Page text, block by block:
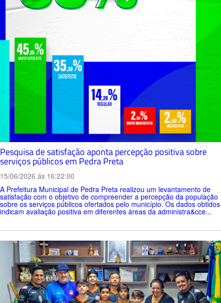
Pesquisa de satisfação aponta percepção positiva sobre
serviços públicos em Pedra Preta
15/06/2026 ás 16:22:00
A Prefeitura Municipal de Pedra Preta realizou um levantamento de
satisfação com o objetivo de compreender a percepção da população
sobre os serviços públicos ofertados pelo município. Os dados obtidos
indicam avaliação positiva em diferentes áreas da administra&cce...